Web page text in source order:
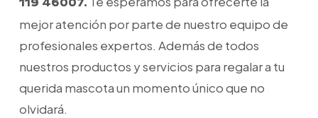
mejor atención por parte de nuestro equipo de
profesionales expertos. Además de todos
nuestros productos y servicios para regalar a tu
querida mascota un momento único que no
olvidará.